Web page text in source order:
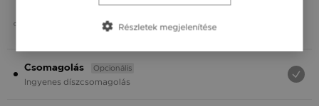
Opcionális
Csomagolás Opcionális
Ingyenes díszcsomagolás
Részletek megjelenítése